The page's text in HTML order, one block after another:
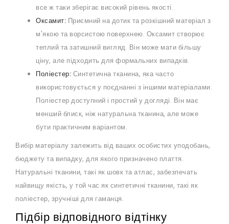
все ж таки зберігає високий рівень якості.
Оксамит: Приємний на дотик та розкішний матеріал з
м'якою та ворсистою поверхнею. Оксамит створює
теплий та затишний вигляд. Він може мати більшу
ціну, але підходить для формальних випадків.
Поліестер: Синтетична тканина, яка часто
використовується у поєднанні з іншими матеріалами.
Поліестер доступний і простий у догляді. Він має
менший блиск, ніж натуральна тканина, але може
бути практичним варіантом.
Вибір матеріалу залежить від ваших особистих уподобань,
бюджету та випадку, для якого призначено плаття.
Натуральні тканини, такі як шовк та атлас, забезпечать
найвищу якість, у той час як синтетичні тканини, такі як
поліестер, зручніші для гаманця.
Підбір відповідного відтінку